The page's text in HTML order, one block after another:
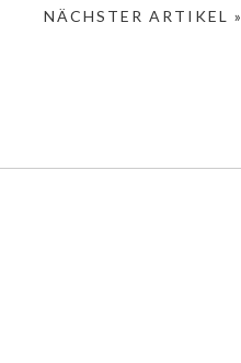
NÄCHSTER ARTIKEL »